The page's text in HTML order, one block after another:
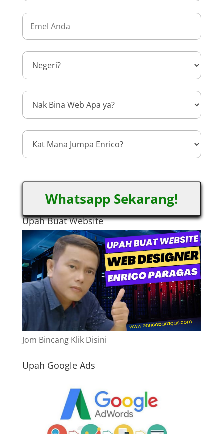
Whatsapp Sekarang!
Upah Buat Website
Jom Bincang Klik Disini
Upah Google Ads